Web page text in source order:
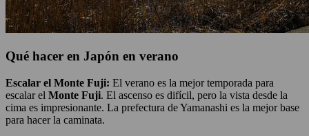
Qué hacer en Japón en verano
Escalar el Monte Fuji: El verano es la mejor temporada para
escalar el Monte Fuji. El ascenso es difícil, pero la vista desde la
cima es impresionante. La prefectura de Yamanashi es la mejor base
para hacer la caminata.